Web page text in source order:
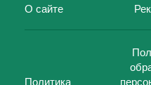
О сайте
Политика